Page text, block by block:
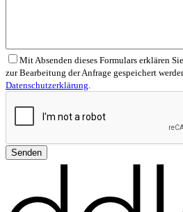
Mit Absenden dieses Formulars erklären
zur Bearbeitung der Anfrage gespeichert
Datenschutzerklärung